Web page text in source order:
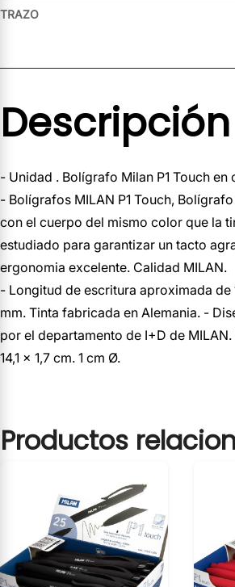
TRAZO
Descripción
- Unidad . Bolígrafo Milan P1 Touch en
- Bolígrafos MILAN P1 Touch,
con el cuerpo del mismo color que la
estudiado para garantizar un tacto
ergonomia excelente. Calidad MILAN.
- Longitud de escritura aproximada de
mm. Tinta fabricada en Alemania. -
por el departamento de I+D de
14,1 x 1,7 cm. 1 cm Ø.
Productos